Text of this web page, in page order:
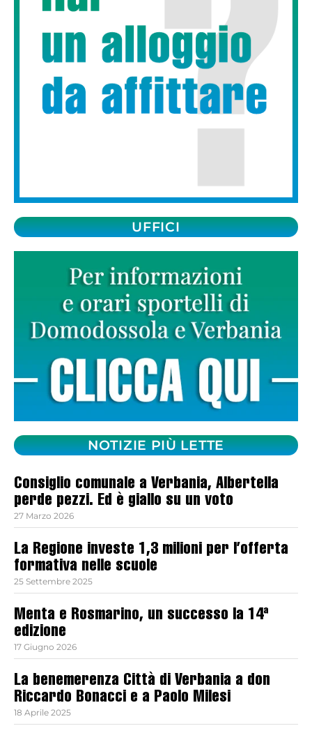
UFFICI
NOTIZIE PIÙ LETTE
Consiglio comunale a Verbania, Albertella
perde pezzi. Ed è giallo su un voto
27 Marzo 2026
La Regione investe 1,3 milioni per l’offerta
formativa nelle scuole
25 Settembre 2025
Menta e Rosmarino, un successo la 14ª
edizione
17 Giugno 2026
La benemerenza Città di Verbania a don
Riccardo Bonacci e a Paolo Milesi
18 Aprile 2025